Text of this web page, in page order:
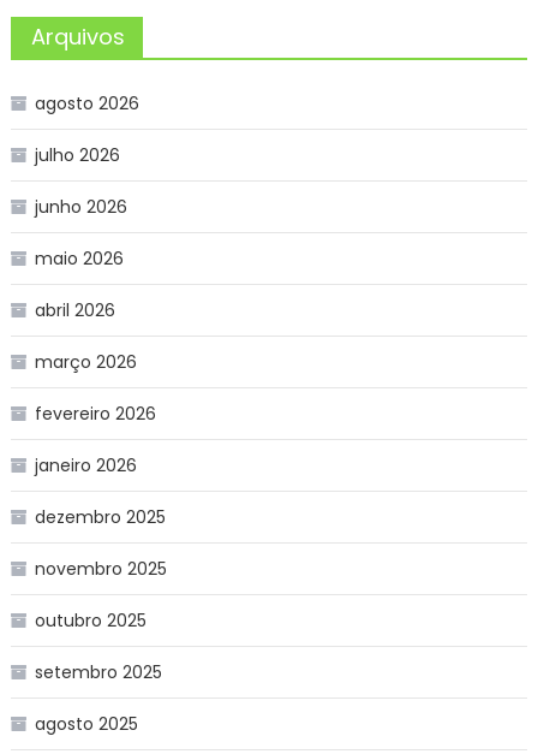
Arquivos
agosto 2026
julho 2026
junho 2026
maio 2026
abril 2026
março 2026
fevereiro 2026
janeiro 2026
dezembro 2025
novembro 2025
outubro 2025
setembro 2025
agosto 2025